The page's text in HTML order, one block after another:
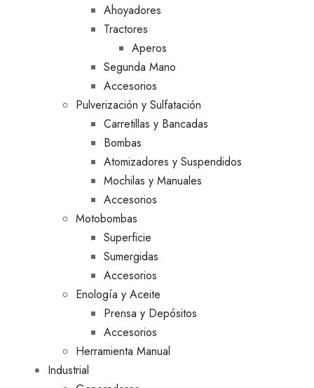
Ahoyadores
Tractores
Aperos
Segunda Mano
Accesorios
Pulverización y Sulfatación
Carretillas y Bancadas
Bombas
Atomizadores y Suspendidos
Mochilas y Manuales
Accesorios
Motobombas
Superficie
Sumergidas
Accesorios
Enología y Aceite
Prensa y Depósitos
Accesorios
Herramienta Manual
Industrial